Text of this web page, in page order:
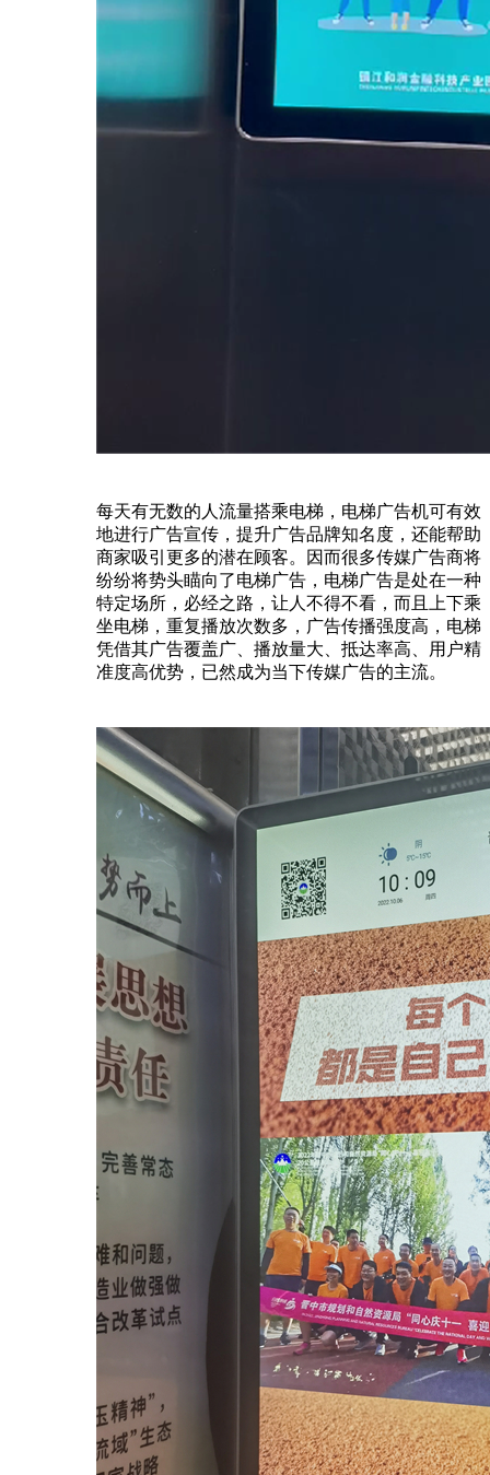
每天有无数的人流量搭乘电梯，电梯广告机可有效
地进行广告宣传，提升广告品牌知名度，还能帮助
商家吸引更多的潜在顾客。因而很多传媒广告商将
纷纷将势头瞄向了电梯广告，电梯广告是处在一种
特定场所，必经之路，让人不得不看，而且上下乘
坐电梯，重复播放次数多，广告传播强度高，电梯
凭借其广告覆盖广、播放量大、抵达率高、用户精
准度高优势，已然成为当下传媒广告的主流。